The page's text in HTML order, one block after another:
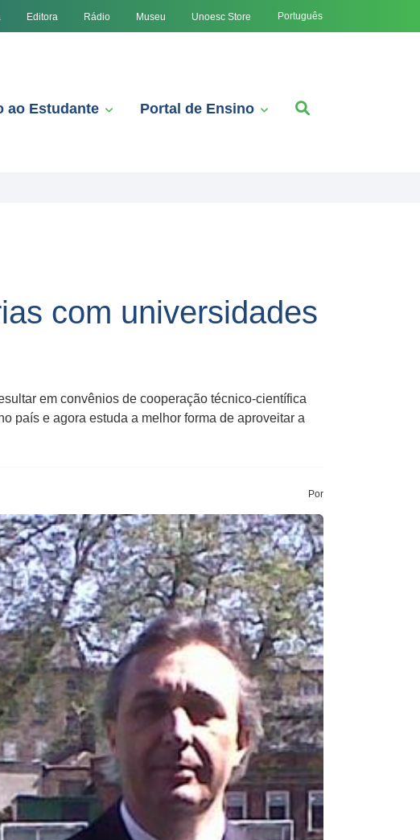
Editora Rádio Museu Unoesc Store Português
ao Estudante Portal de Ensino
com universidades
em convênios de cooperação técnico-científica
país e agora estuda a melhor forma de aproveitar a
Por